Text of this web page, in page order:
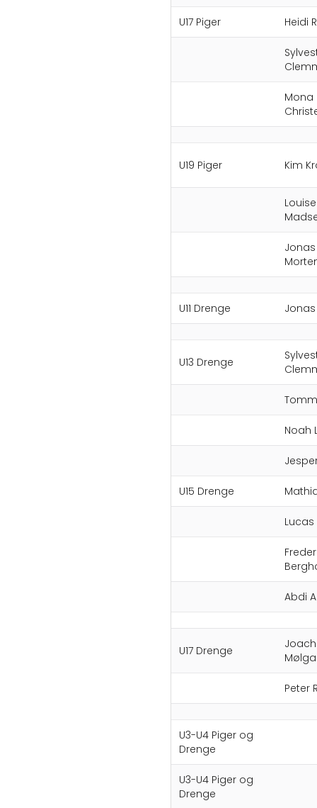
U17 Piger Heidi
Mona
U19 Piger Kim
U11 Drenge
U13 Drenge
Noah
U15 Drenge
Abdi
U17 Drenge
Peter
U3-U4 Piger og
Drenge
U3-U4 Piger og
Drenge